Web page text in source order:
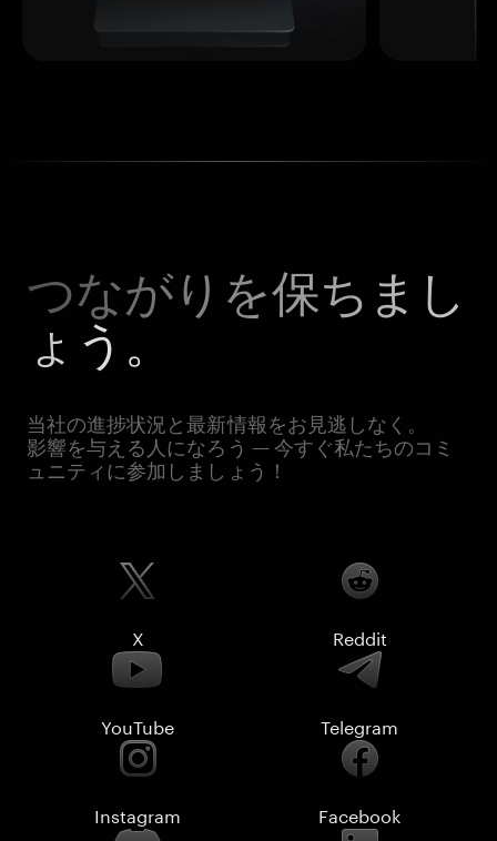
つながりを保ちまし
ょう。
当社の進捗状況と最新情報をお見逃しなく。
影響を与える人になろう — 今すぐ私たちのコミ
ュニティに参加しましょう！
X Reddit
YouTube Telegram
Instagram Facebook